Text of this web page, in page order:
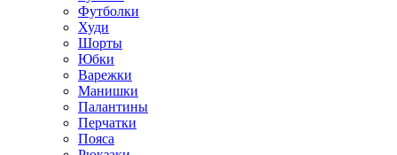
Футболки
Худи
Шорты
Юбки
Варежки
Манишки
Палантины
Перчатки
Пояса